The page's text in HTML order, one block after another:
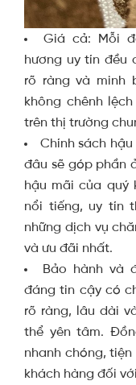
Giá cả: Mỗi
hương uy tín đều
rõ ràng và minh
không chênh
trên thị trường
Chính sách
đâu sẽ góp phần
hậu mãi của quý
nổi tiếng, uy tín
những dịch vụ
và ưu đãi nhất.
Bảo hành và
đáng tin cậy có
rõ ràng, lâu dài
thể yên tâm.
nhanh chóng,
khách hàng đối